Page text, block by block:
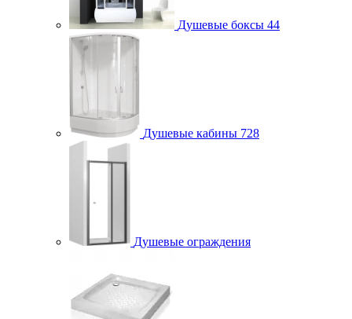
Душевые боксы 44
Душевые кабины 728
Душевые ограждения